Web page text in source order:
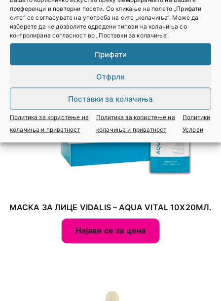
преференци и повторни посети. Со кликање на полето „Прифати
сите“ се согласувате на употреба на сите „колачиња“. Може да
изберете да не дозволите одредени типови на колачиња со
контролирана согласност во „Поставки за колачиња“.
Прифати
Отфрли
Поставки за колачиња
Политика за користење на
колачиња и приватност
Политика за користење на
колачиња и приватност
Политики
Услови
МАСКА ЗА ЛИЦЕ VIDALIS – AQUA VITAL 10Х20МЛ.
Најави се за цена